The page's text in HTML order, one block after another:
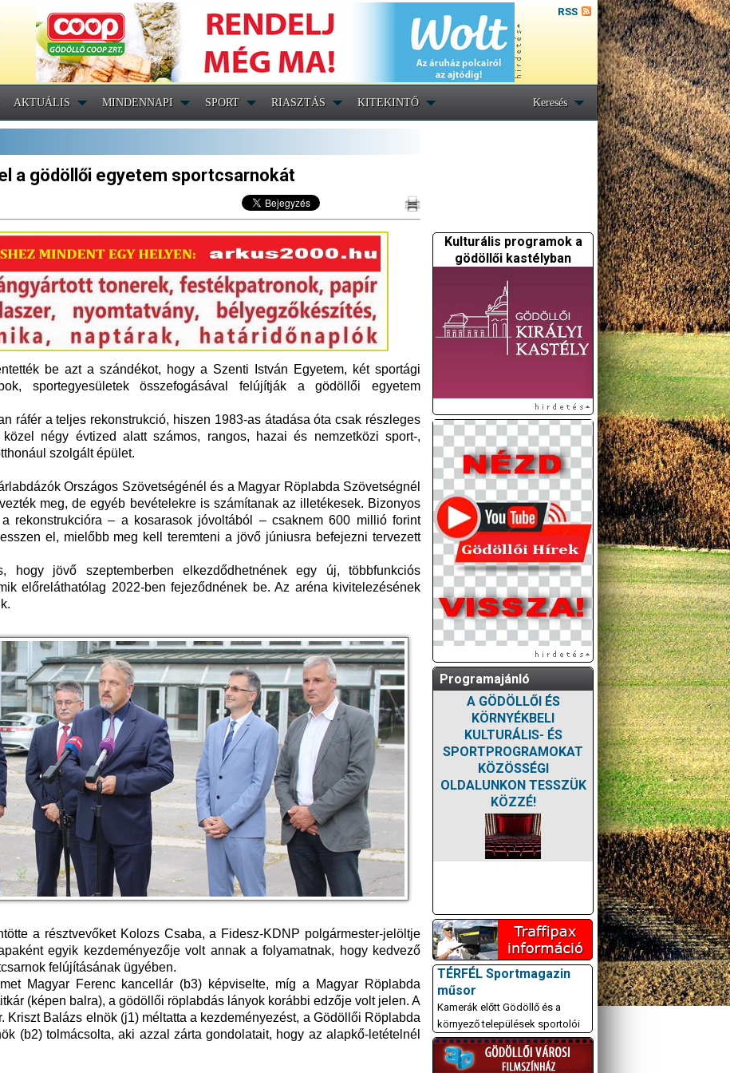
RSS
AKTUÁLIS MINDENNAPI SPORT RIASZTÁS KITEKINTŐ Keresés
a gödöllői egyetem sportcsarnokát
be azt a szándékot, hogy a Szenti István Egyetem, két sportági
sportegyesületek összefogásával felújítják a gödöllői egyetem
ráfér a teljes rekonstrukció, hiszen 1983-as átadása óta csak részleges
négy évtized alatt számos, rangos, hazai és nemzetközi sport-,
szolgált épület.
Országos Szövetségénél és a Magyar Röplabda Szövetségnél
meg, de egyéb bevételekre is számítanak az illetékesek. Bizonyos
rekonstrukcióra – a kosarasok jóvoltából – csaknem 600 millió forint
el, mielőbb meg kell teremteni a jövő júniusra befejezni tervezett
hogy jövő szeptemberben elkezdődhetnének egy új, többfunkciós
előreláthatólag 2022-ben fejeződnének be. Az aréna kivitelezésének
a résztvevőket Kolozs Csaba, a Fidesz-KDNP polgármester-jelöltje
egyik kezdeményezője volt annak a folyamatnak, hogy kedvező
felújításának ügyében.
Magyar Ferenc kancellár (b3) képviselte, míg a Magyar Röplabda
(képen balra), a gödöllői röplabdás lányok korábbi edzője volt jelen. A
Kriszt Balázs elnök (j1) méltatta a kezdeményezést, a Gödöllői Röplabda
(b2) tolmácsolta, aki azzal zárta gondolatait, hogy az alapkő-letételnél
Kulturális programok a
gödöllői kastélyban
Programajánló
A GÖDÖLLŐI ÉS
KÖRNYÉKBELI
KULTURÁLIS- ÉS
SPORTPROGRAMOKAT
KÖZÖSSÉGI
OLDALUNKON TESSZÜK
KÖZZÉ!
TÉRFÉL Sportmagazin
műsor
Kamerák előtt Gödöllő és a
környező települések sportolói